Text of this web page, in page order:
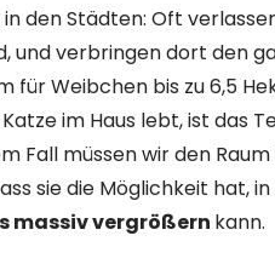
den Städten: Oft
und verbringen dort den
für Weibchen bis zu 6,5
im Haus lebt, ist das
Fall müssen wir den
sie die Möglichkeit hat, in
massiv vergrößern kann.